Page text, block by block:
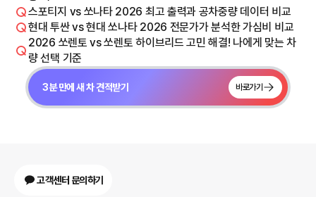
스포티지 vs 쏘나타 2026 최고 출력과 공차중량 데이터 비교
현대 투싼 vs 현대 쏘나타 2026 전문가가 분석한 가심비 비교
2026 쏘렌토 vs 쏘렌토 하이브리드 고민 해결! 나에게 맞는 차
량 선택 기준
3분 만에 새 차 견적받기 바로가기
고객센터 문의하기